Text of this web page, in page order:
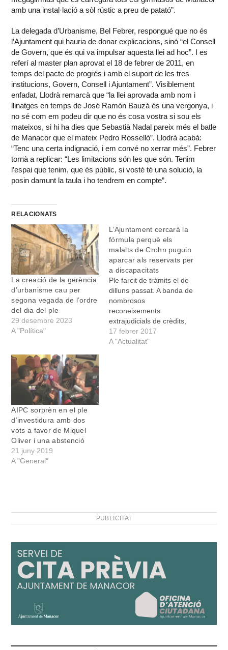
amb una instal·lació a sòl rústic a preu de patató”.
La delegada d’Urbanisme, Bel Febrer, respongué que no és
l’Ajuntament qui hauria de donar explicacions, sinó “el Consell
de Govern, que és qui va impulsar aquesta llei ad hoc”. I es
referí al master plan aprovat el 18 de febrer de 2011, en
temps del pacte de progrés i amb el suport de les tres
institucions, Govern, Consell i Ajuntament”. Visiblement
enfadat, Llodrà remarcà que “la llei aprovada amb nom i
llinatges en temps de José Ramón Bauzá és una vergonya, i
no sé com em podeu dir que no és cosa vostra si sou els
mateixos, si hi ha dies que Sebastià Nadal pareix més el batle
de Manacor que el mateix Pedro Rosselló”. Llodrà acabà:
“Tenc una certa indignació, i em convé no xerrar més”. Febrer
tornà a replicar: “Les limitacions són les que són. Tenim
l’espai que tenim, que és públic, si vostè té una solució, la
posin damunt la taula i ho tendrem en compte”.
RELACIONATS
La creació de la gerència
d’urbanisme cau per
segona vegada de l’ordre
del dia del ple
29 desembre 2023
A "Política"
L’Ajuntament cercarà la
fórmula perquè els
malalts de Crohn puguin
aparcar als reservats per
a discapacitats
Ple farcit de tràmits el de
dilluns passat. A banda de
nombrosos
reconeixements
extrajudicials de crèdits,
que farcien gairebé la
totalitat dels quinze punts
17 febrer 2017
A "Actualitat"
AIPC sorprèn en el ple
d’investidura amb dos
vots a favor de Miquel
Oliver i una abstenció
21 juny 2019
A "General"
PUBLICITAT